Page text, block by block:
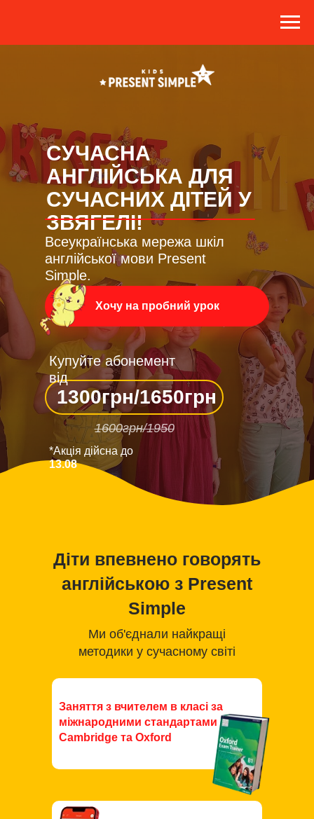
Хочу на пробний урок
Всеукраїнська мережа шкіл
англійської мови Present
Simple.
СУЧАСНА
АНГЛІЙСЬКА ДЛЯ
СУЧАСНИХ ДІТЕЙ У
ЗВЯГЕЛІ!
Купуйте абонемент
від
1300грн/1650грн
1600грн/1950
*Акція дійсна до
13.08
Діти впевнено говорять
англійською з Present
Simple
Ми об'єднали найкращі
методики у сучасному світі
Заняття з вчителем в класі за
міжнародними стандартами
Cambridge та Oxford